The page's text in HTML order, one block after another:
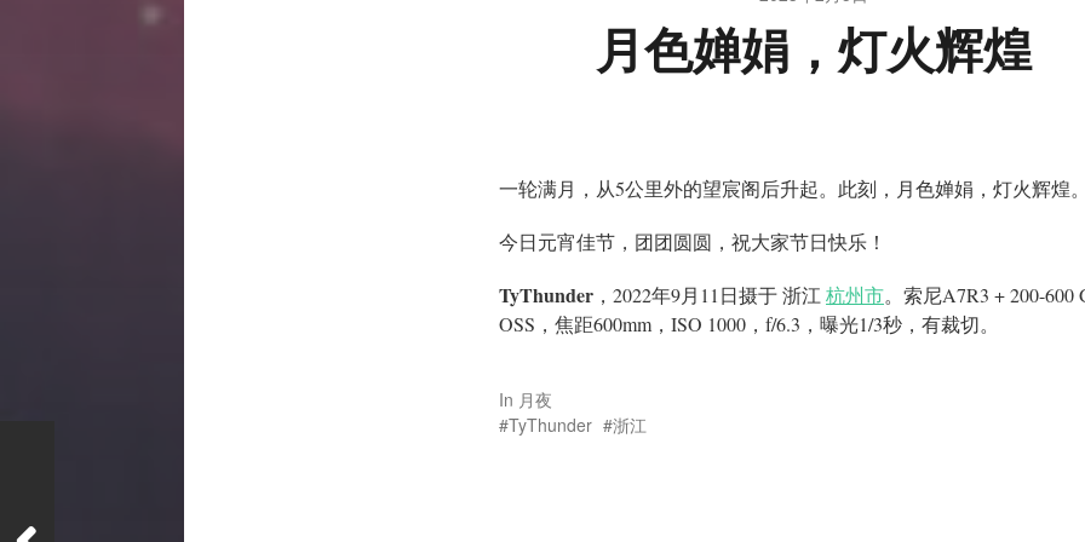
月色婵娟，灯火辉煌
一轮满月，从5公里外的望宸阁后升起。此刻，月色婵娟，灯火辉煌
今日元宵佳节，团团圆圆，祝大家节日快乐！
TyThunder ，2022年9月11日摄于 浙江杭州市。索尼A7R3 + 200-600
OSS，焦距600mm，ISO 1000，f/6.3，曝光1/3秒，有裁切。
In 月夜
TyThunder
浙江